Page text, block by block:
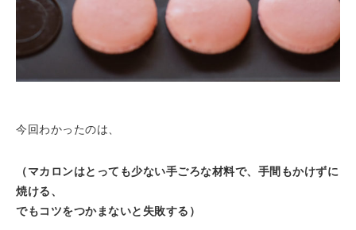
今回わかったのは、
（マカロンはとっても少ない手ごろな材料で、手間もかけずに
焼ける、
でもコツをつかまないと失敗する）